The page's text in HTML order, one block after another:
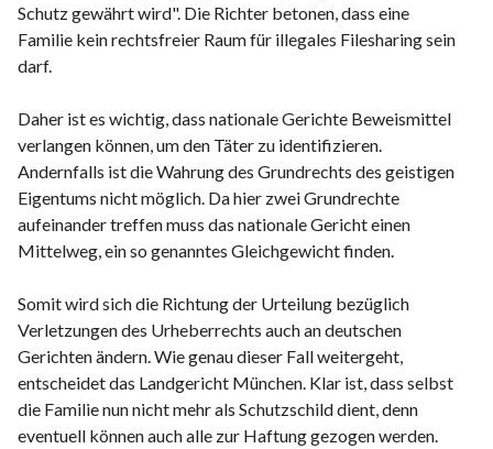
Schutz gewährt wird". Die Richter betonen, dass eine
Familie kein rechtsfreier Raum für illegales Filesharing sein
darf.
Daher ist es wichtig, dass nationale Gerichte Beweismittel
verlangen können, um den Täter zu identifizieren.
Andernfalls ist die Wahrung des Grundrechts des geistigen
Eigentums nicht möglich. Da hier zwei Grundrechte
aufeinander treffen muss das nationale Gericht einen
Mittelweg, ein so genanntes Gleichgewicht finden.
Somit wird sich die Richtung der Urteilung bezüglich
Verletzungen des Urheberrechts auch an deutschen
Gerichten ändern. Wie genau dieser Fall weitergeht,
entscheidet das Landgericht München. Klar ist, dass selbst
die Familie nun nicht mehr als Schutzschild dient, denn
eventuell können auch alle zur Haftung gezogen werden.